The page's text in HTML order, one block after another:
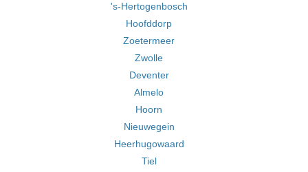
's-Hertogenbosch
Hoofddorp
Zoetermeer
Zwolle
Deventer
Almelo
Hoorn
Nieuwegein
Heerhugowaard
Tiel